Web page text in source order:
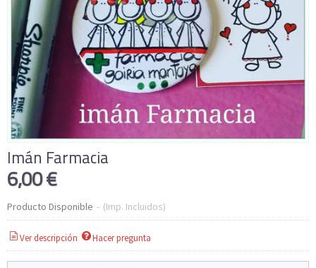
Imán Farmacia
6,00 €
Producto Disponible - (Imp. Incluidos)
Ver descripción Hacer pregunta